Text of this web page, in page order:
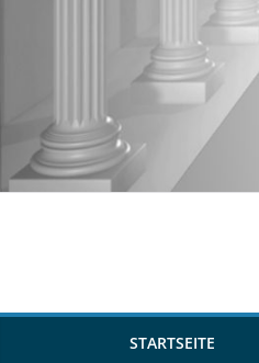
STARTSEITE